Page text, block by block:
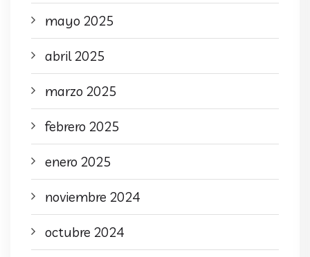
mayo 2025
abril 2025
marzo 2025
febrero 2025
enero 2025
noviembre 2024
octubre 2024